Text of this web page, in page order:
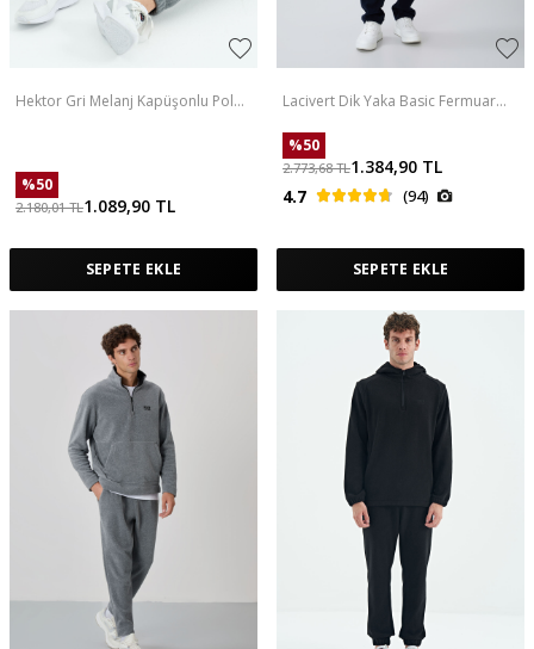
Hektor Gri Melanj Kapüşonlu Polar
%50
2.180,01TL1.089,90 TL
SEPETE EKLE
Lacivert Dik Yaka Basic Fermuar
Eşofman Takımı - 85193
%50
2.773,68TL1.384,90 TL
4.7
(94)
SEPETE EKLE